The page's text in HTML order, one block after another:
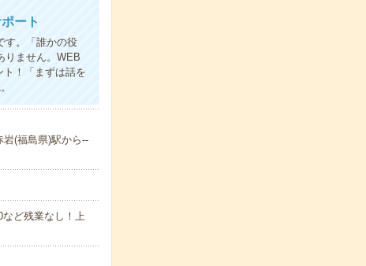
ート
す。「誰かの役
りません。WEB
！「まずは話を
(福島県)駅から--
ど残業なし！上